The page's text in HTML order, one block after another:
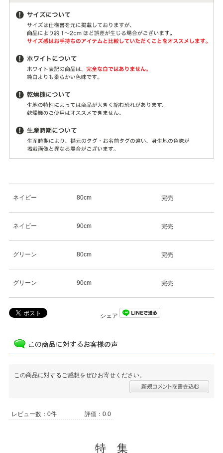
ネイビー 80cm 完売
ネイビー 90cm 完売
グリーン 80cm 完売
グリーン 90cm 完売
シェア
この商品に対するご感想をぜひお寄せください。
レビュー数：0件 評価：0.0
特 集